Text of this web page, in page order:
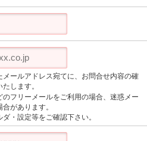
ールアドレス宛てに、お問合せ内容の確
します。
フリーメールをご利用の場合、迷惑メー
があります。
・設定等をご確認下さい。